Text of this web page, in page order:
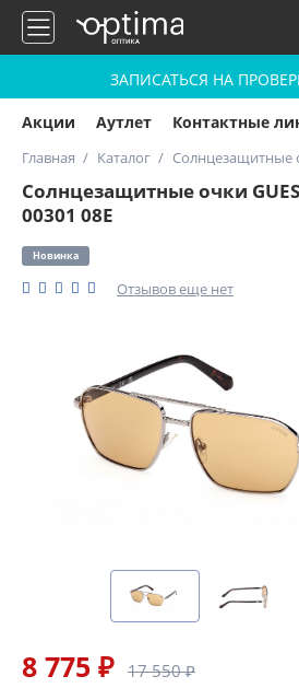
ЗАПИСАТЬСЯ НА
Акции Аутлет Контактные
Главная Каталог Солнцезащитные
Солнцезащитные очки
00301 08E
Новинка
Отзывов еще нет
8 775 ₽ 17 550 ₽